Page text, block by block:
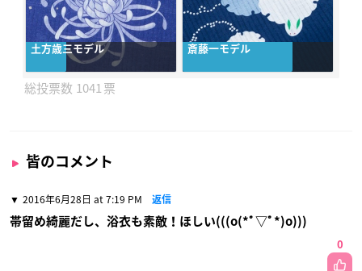
土方歳三モデル 斎藤一モデル
1041
皆のコメント
2016年6月28日 at 7:19 PM 返信
帯留め綺麗だし、浴衣も素敵！ほしい(((o(*ﾟ▽ﾟ*)o)))
0